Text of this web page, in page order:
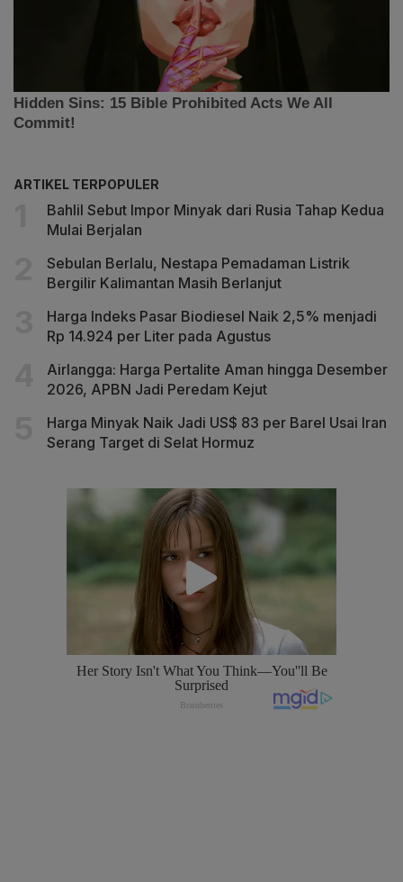
ARTIKEL TERPOPULER
Bahlil Sebut Impor Minyak dari Rusia Tahap Kedua
Mulai Berjalan
Sebulan Berlalu, Nestapa Pemadaman Listrik
Bergilir Kalimantan Masih Berlanjut
Harga Indeks Pasar Biodiesel Naik 2,5% menjadi
Rp 14.924 per Liter pada Agustus
Airlangga: Harga Pertalite Aman hingga Desember
2026, APBN Jadi Peredam Kejut
Harga Minyak Naik Jadi US$ 83 per Barel Usai Iran
Serang Target di Selat Hormuz